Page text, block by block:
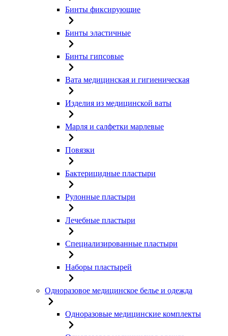
Бинты фиксирующие
Бинты эластичные
Бинты гипсовые
Вата медицинская и гигиеническая
Изделия из медицинской ваты
Марля и салфетки марлевые
Повязки
Бактерицидные пластыри
Рулонные пластыри
Лечебные пластыри
Специализированные пластыри
Наборы пластырей
Одноразовое медицинское белье и одежда
Одноразовые медицинские комплекты